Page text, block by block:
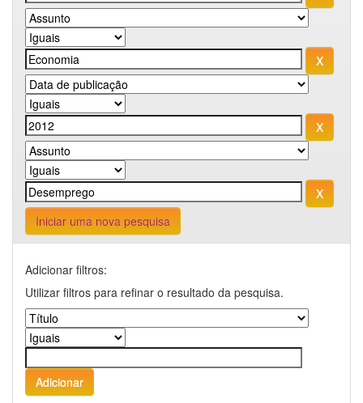
Iniciar uma nova pesquisa
Adicionar filtros:
Utilizar filtros para refinar o resultado da pesquisa.